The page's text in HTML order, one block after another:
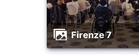
firenze 7